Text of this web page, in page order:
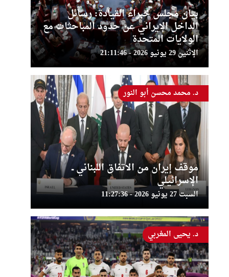
بيان مجلس خبراء القيادة: رسائل
الداخل الإيراني عن حدود المباحثات مع
الولايات المتحدة
الإثنين 29 يونيو 2026 - 21:11:46
موقف إيران من الاتفاق اللبناني ــ
الإسرائيلي
السبت 27 يونيو 2026 - 11:27:36
د. محمد محسن أبو النور
د. يحيى المغربي